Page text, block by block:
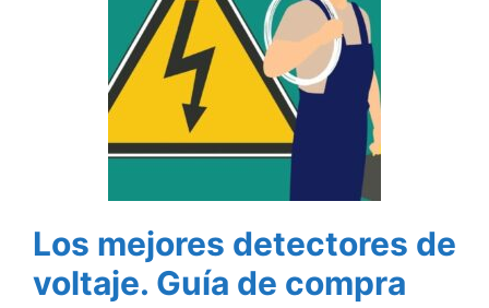
Los mejores detectores de
voltaje. Guía de compra